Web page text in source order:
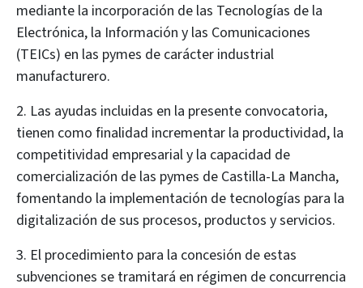
mediante la incorporación de las Tecnologías de la
Electrónica, la Información y las Comunicaciones
(TEICs) en las pymes de carácter industrial
manufacturero.
2. Las ayudas incluidas en la presente convocatoria,
tienen como finalidad incrementar la productividad, la
competitividad empresarial y la capacidad de
comercialización de las pymes de Castilla-La Mancha,
fomentando la implementación de tecnologías para la
digitalización de sus procesos, productos y servicios.
3. El procedimiento para la concesión de estas
subvenciones se tramitará en régimen de concurrencia